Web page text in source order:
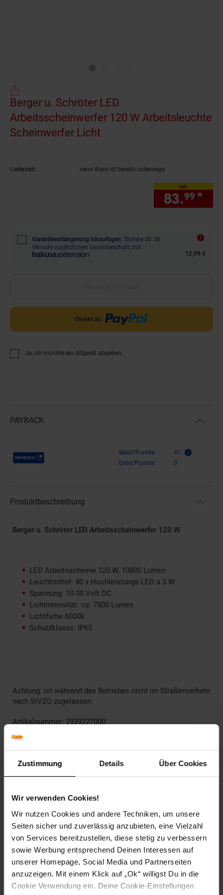
Zustimmung Details Über Cookies
Wir verwenden Cookies!
Wir nutzen Cookies und andere Techniken, um unsere
Seiten sicher und zuverlässig anzubieten, eine Vielzahl
von Services bereitzustellen, diese stetig zu verbessern
sowie Werbung entsprechend Deinen Interessen auf
unserer Homepage, Social Media und Partnerseiten
anzuzeigen. Mit einem Klick auf „Ok“ willigst Du in die
Cookie Verwendung ein. Deine Cookie-Einstellungen
Berger u. Schröter LED
Arbeitsscheinwerfer 120 W Arbeitsleuchte
Scheinwerfer Licht
Lieferzeit: neue Ware ist bereits unterwegs
nur
83.99 *
Garantieverlängerung hinzufügen. Sichere dir 36
Monate zusätzlichen Garantieschutz mit
12,99 €
Ja, ich möchte ein Altgerät abgeben.
PAYBACK
Payback Punkte Basis°Punkte:
41
Extra°Punkte:
0
Produktbeschreibung
Berger u. Schröter LED Arbeitsscheinwerfer 120 W
LED Arbeitsscheinw 120 W, 10800 Lumen
Leuchtmittel: 40 x Hochleistungs-LED a 3 W
Spannung: 10-30 Volt DC
Lichtintensität: ca. 7800 Lumen
Lichtfarbe 6000k
Schutzklasse: IP65
Achtung: ist während des Betriebes nicht im Straßenverkehr
nach StVZO zugelassen.
Artikelnummer: 2939227000
Artikel gehört zur Kategorie:
Herstellerinformationen
Altgeräterücknahme